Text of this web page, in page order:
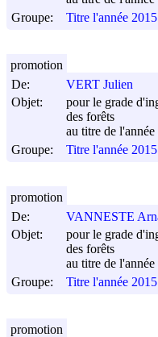
Groupe:
Titre l'année 2015
De:
VERT Julien
Objet:
pour le grade
des forêts
au titre de
Groupe:
Titre l'année 2015
promotion
De:
VANNESTE
Objet:
pour le grade
des forêts
au titre de
Groupe:
Titre l'année 2015
promotion
promotion